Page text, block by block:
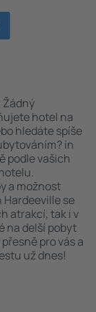
hotel na
hledáte spíše
in
podle vašich
a možnost
se
atrakcí, tak i v
na delší pobyt
pro vás a
už dnes!